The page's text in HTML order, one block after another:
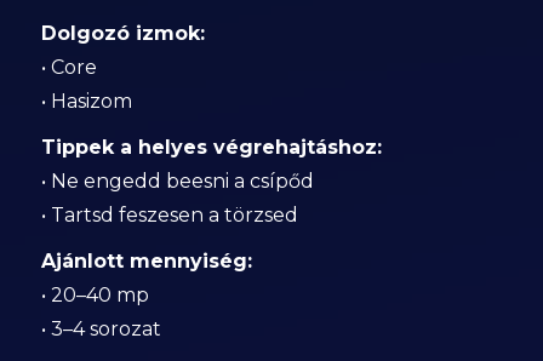
Dolgozó izmok:
• Core
• Hasizom
Tippek a helyes végrehajtáshoz:
• Ne engedd beesni a csípőd
• Tartsd feszesen a törzsed
Ajánlott mennyiség:
• 20–40 mp
• 3–4 sorozat